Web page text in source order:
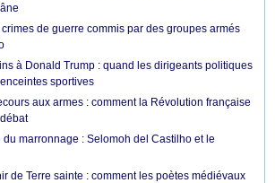
de guerre commis par des groupes armés
à Donald Trump : quand les dirigeants politiques
sportives
aux armes : comment la Révolution française
marronnage : Selomoh del Castilho et le
de Terre sainte : comment les poètes médiévaux